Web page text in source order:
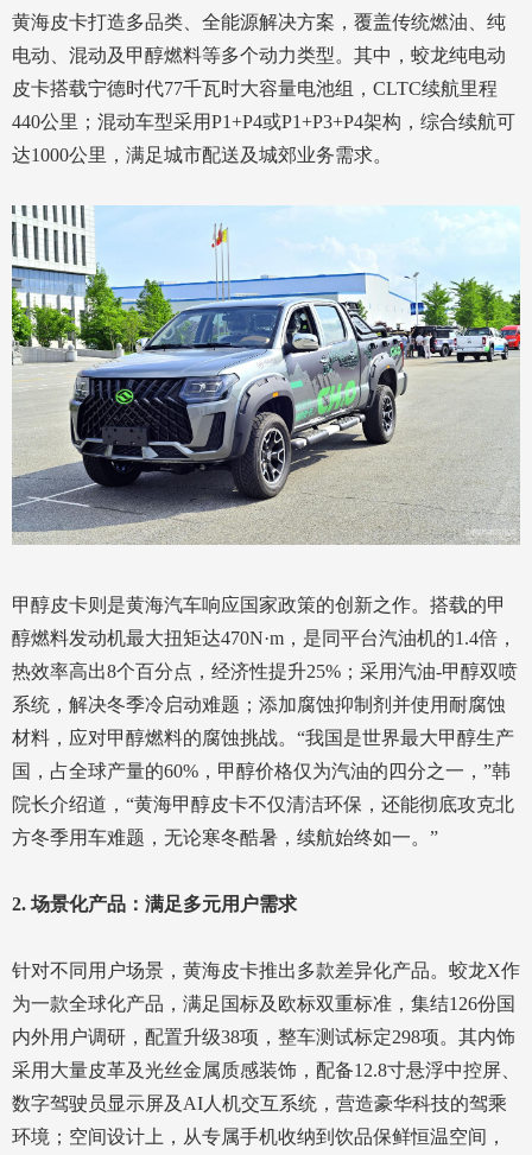
黄海皮卡打造多品类、全能源解决方案，覆盖传统燃油、纯
电动、混动及甲醇燃料等多个动力类型。其中，蛟龙纯电动
皮卡搭载宁德时代77千瓦时大容量电池组，CLTC续航里程
440公里；混动车型采用P1+P4或P1+P3+P4架构，综合续航可
达1000公里，满足城市配送及城郊业务需求。
甲醇皮卡则是黄海汽车响应国家政策的创新之作。搭载的甲
醇燃料发动机最大扭矩达470N·m，是同平台汽油机的1.4倍，
热效率高出8个百分点，经济性提升25%；采用汽油-甲醇双喷
系统，解决冬季冷启动难题；添加腐蚀抑制剂并使用耐腐蚀
材料，应对甲醇燃料的腐蚀挑战。“我国是世界最大甲醇生产
国，占全球产量的60%，甲醇价格仅为汽油的四分之一，”韩
院长介绍道，“黄海甲醇皮卡不仅清洁环保，还能彻底攻克北
方冬季用车难题，无论寒冬酷暑，续航始终如一。”
2. 场景化产品：满足多元用户需求
针对不同用户场景，黄海皮卡推出多款差异化产品。蛟龙X作
为一款全球化产品，满足国标及欧标双重标准，集结126份国
内外用户调研，配置升级38项，整车测试标定298项。其内饰
采用大量皮革及光丝金属质感装饰，配备12.8寸悬浮中控屏、
数字驾驶员显示屏及AI人机交互系统，营造豪华科技的驾乘
环境；空间设计上，从专属手机收纳到饮品保鲜恒温空间，